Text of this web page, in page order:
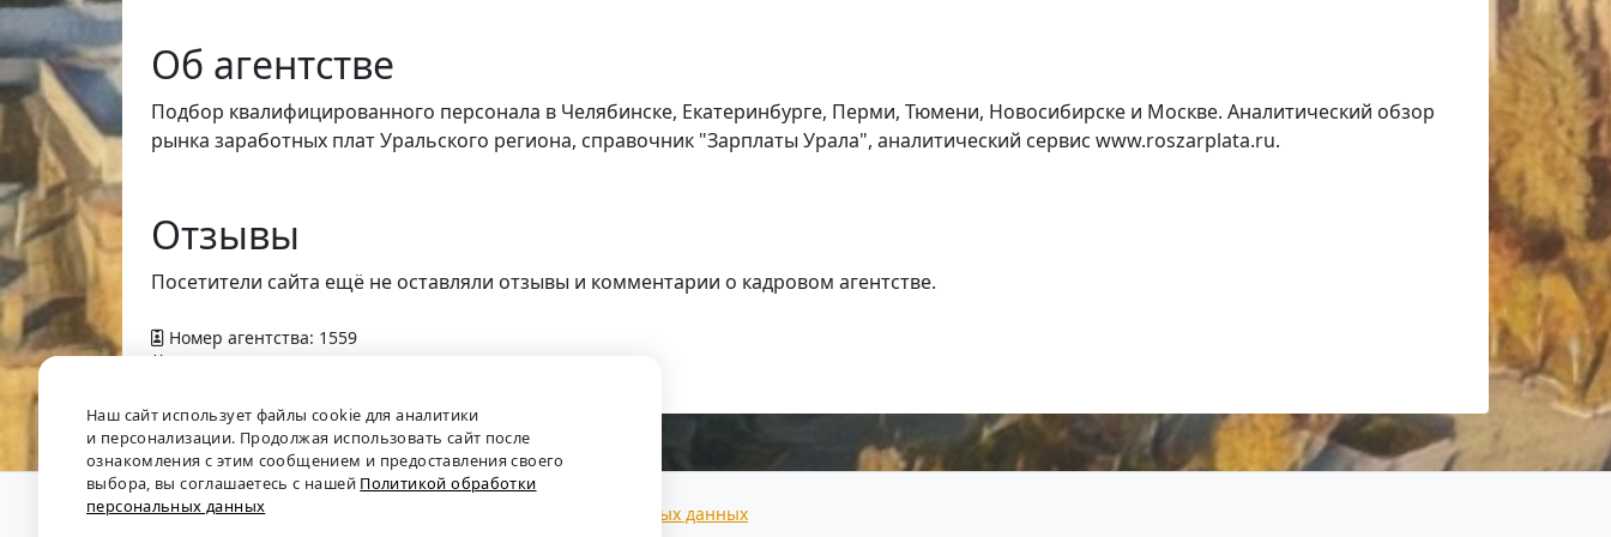
Об агентстве
Подбор квалифицированного персонала в Челябинске, Екатеринбурге, Перми, Тюмени, Новосибирске и Москве. Аналитический обзор
рынка заработных плат Уральского региона, справочник "Зарплаты Урала", аналитический сервис www.roszarplata.ru.
Отзывы
Посетители сайта ещё не оставляли отзывы и комментарии о кадровом агентстве.
Номер агентства: 1559
О проекте•Обратная связь Политика обработки персональных данных
Наш сайт использует файлы cookie для аналитики
и персонализации. Продолжая использовать сайт после
ознакомления с этим сообщением и предоставления своего
выбора, вы соглашаетесь с нашей Политикой обработки
персональных данных